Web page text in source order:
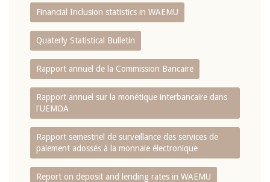
Financial Inclusion statistics in WAEMU
Quaterly Statistical Bulletin
Rapport annuel de la Commission Bancaire
Rapport annuel sur la monétique interbancaire dans
l'UEMOA
Rapport semestriel de surveillance des services de
paiement adossés à la monnaie électronique
Report on deposit and lending rates in WAEMU